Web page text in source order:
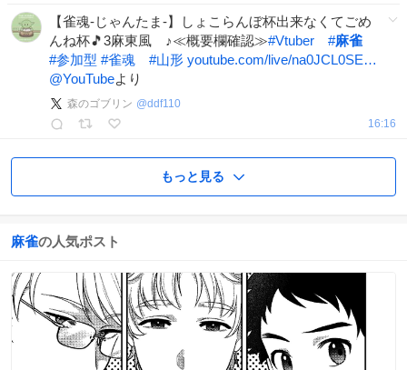
【雀魂-じゃんたま-】しょこらんぼ杯出来なくてごめ
んね杯🎵3麻東風 ♪≪概要欄確認≫#Vtuber #麻雀
#参加型 #雀魂 #山形 youtube.com/live/na0JCL0SE…
@YouTubeより
森のゴブリン @ddf110
16:16
もっと見る
麻雀の人気ポスト